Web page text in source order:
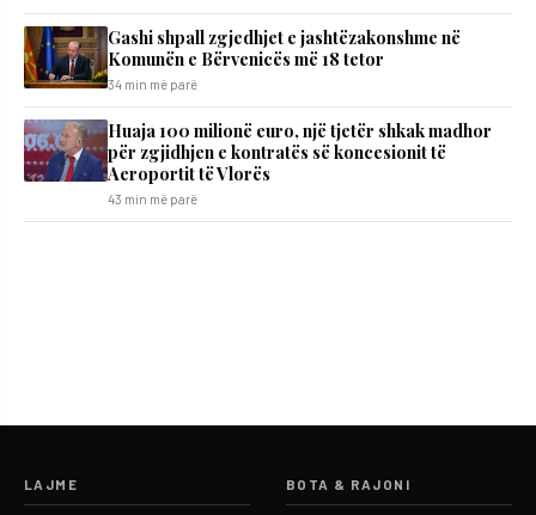
Gashi shpall zgjedhjet e jashtëzakonshme në
Komunën e Bërvenicës më 18 tetor
34 min më parë
Huaja 100 milionë euro, një tjetër shkak madhor
për zgjidhjen e kontratës së koncesionit të
Aeroportit të Vlorës
43 min më parë
LAJME BOTA & RAJONI